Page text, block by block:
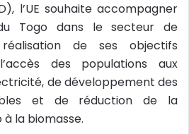
l’UE souhaite accompagner
Togo dans le secteur de
de ses objectifs
des populations aux
de développement des
et de réduction de la
la biomasse.